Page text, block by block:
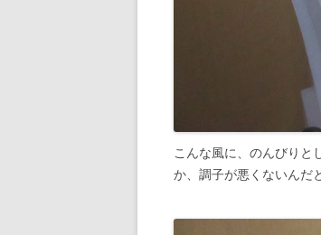
こんな風に、のんびりと
か、調子が悪くないんだ